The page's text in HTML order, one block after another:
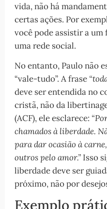
vida, não há
certas ações. Por
você pode assistir a
uma rede social.
No entanto, Paulo não
“vale-tudo”. A frase
deve ser entendida no
cristã, não da
(ACF), ele esclarece:
chamados à liberdade.
para dar ocasião à
outros pelo amor.” Isso
liberdade deve ser
próximo, não por
Exemplo